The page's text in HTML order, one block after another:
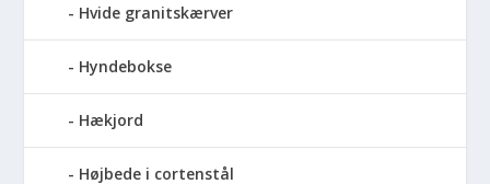
Hvide granitskærver
Hyndebokse
Hækjord
Højbede i cortenstål